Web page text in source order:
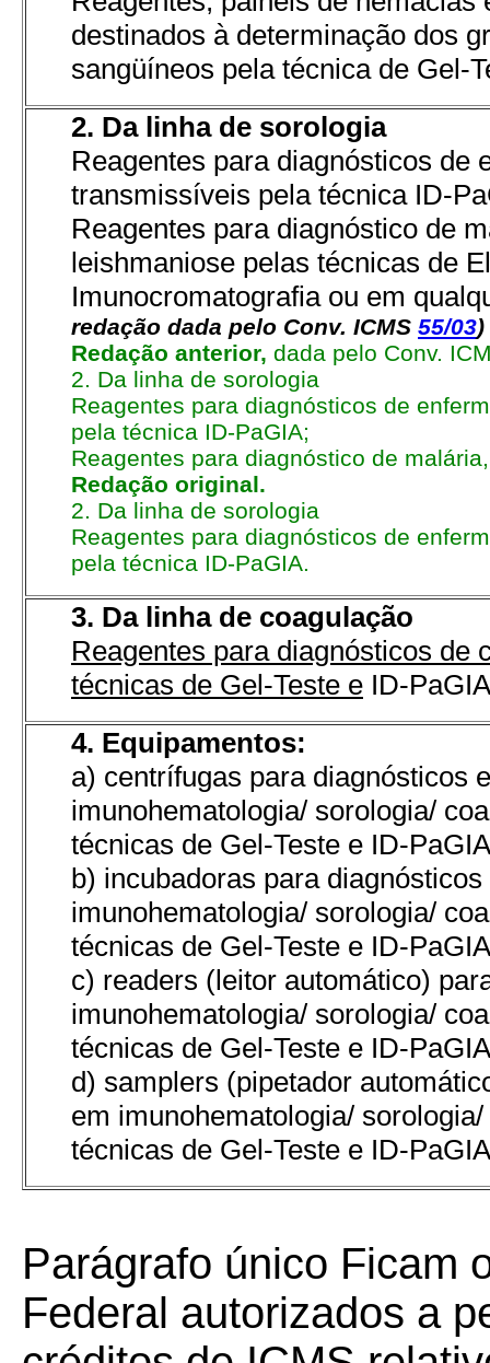
destinados à determinação dos
sangüíneos pela técnica de Gel-
2. Da linha de sorologia
Reagentes para diagnósticos de
transmissíveis pela técnica ID-
Reagentes para diagnóstico de
leishmaniose pelas técnicas de
Imunocromatografia ou em
redação dada pelo Conv. ICMS 55/03)
Redação anterior, dada pelo Conv.
2. Da linha de sorologia
Reagentes para diagnósticos de
pela técnica ID-PaGIA;
Reagentes para diagnóstico de
Redação original.
2. Da linha de sorologia
Reagentes para diagnósticos de
pela técnica ID-PaGIA.
3. Da linha de coagulação
Reagentes para diagnósticos de
técnicas de Gel-Teste e ID-
4. Equipamentos:
a) centrífugas para diagnósticos
imunohematologia/ sorologia/
técnicas de Gel-Teste e ID-
b) incubadoras para diagnósticos
imunohematologia/ sorologia/
técnicas de Gel-Teste e ID-
c) readers (leitor automático)
imunohematologia/ sorologia/
técnicas de Gel-Teste e ID-
d) samplers (pipetador
em imunohematologia/
técnicas de Gel-Teste e ID-
Parágrafo único Ficam
Federal autorizados a